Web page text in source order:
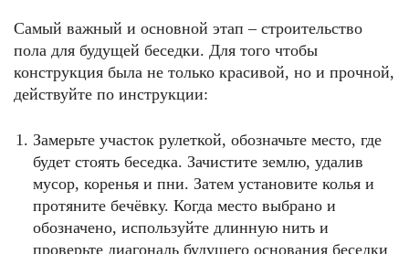
Самый важный и основной этап – строительство
пола для будущей беседки. Для того чтобы
конструкция была не только красивой, но и прочной,
действуйте по инструкции:
Замерьте участок рулеткой, обозначьте место, где
будет стоять беседка. Зачистите землю, удалив
мусор, коренья и пни. Затем установите колья и
протяните бечёвку. Когда место выбрано и
обозначено, используйте длинную нить и
проверьте диагональ будущего основания беседки